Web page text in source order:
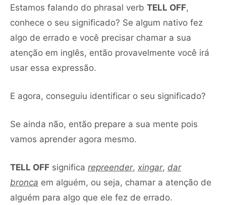
Estamos falando do phrasal verb TELL OFF,
conhece o seu significado? Se algum nativo fez
algo de errado e você precisar chamar a sua
atenção em inglês, então provavelmente você irá
usar essa expressão.
E agora, conseguiu identificar o seu significado?
Se ainda não, então prepare a sua mente pois
vamos aprender agora mesmo.
TELL OFF significa repreender, xingar, dar
bronca em alguém, ou seja, chamar a atenção de
alguém para algo que ele fez de errado.